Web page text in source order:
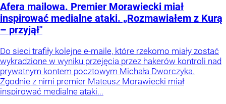
Afera mailowa. Premier Morawiecki miał
inspirować medialne ataki. „Rozmawiałem z Kurą
– przyjął"
Do sieci trafiły kolejne e-maile, które rzekomo miały zostać
wykradzione w wyniku przejęcia przez hakerów kontroli nad
prywatnym kontem pocztowym Michała Dworczyka.
Zgodnie z nimi premier Mateusz Morawiecki miał
inspirować medialne ataki...